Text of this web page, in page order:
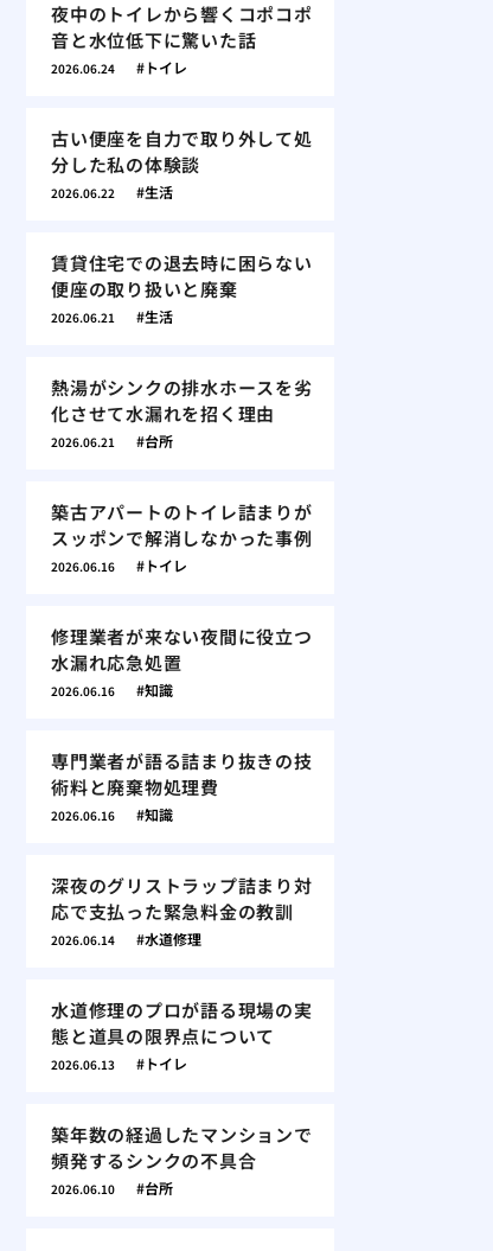
夜中のトイレから響くコポコポ
音と水位低下に驚いた話
2026.06.24 トイレ
古い便座を自力で取り外して処
分した私の体験談
2026.06.22 生活
賃貸住宅での退去時に困らない
便座の取り扱いと廃棄
2026.06.21 生活
熱湯がシンクの排水ホースを劣
化させて水漏れを招く理由
2026.06.21 台所
築古アパートのトイレ詰まりが
スッポンで解消しなかった事例
2026.06.16 トイレ
修理業者が来ない夜間に役立つ
水漏れ応急処置
2026.06.16 知識
専門業者が語る詰まり抜きの技
術料と廃棄物処理費
2026.06.16 知識
深夜のグリストラップ詰まり対
応で支払った緊急料金の教訓
2026.06.14 水道修理
水道修理のプロが語る現場の実
態と道具の限界点について
2026.06.13 トイレ
築年数の経過したマンションで
頻発するシンクの不具合
2026.06.10 台所